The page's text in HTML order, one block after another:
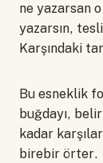
ne yazarsan
yazarsın,
Karşındaki
Bu esneklik
buğdayı,
kadar
birebir örter.